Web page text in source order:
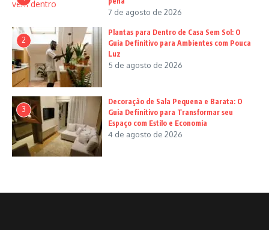
7 de agosto de 2026
2
Plantas para Dentro de Casa Sem Sol: O
Guia Definitivo para Ambientes com Pouca
Luz
5 de agosto de 2026
3
Decoração de Sala Pequena e Barata: O
Guia Definitivo para Transformar seu
Espaço com Estilo e Economia
4 de agosto de 2026